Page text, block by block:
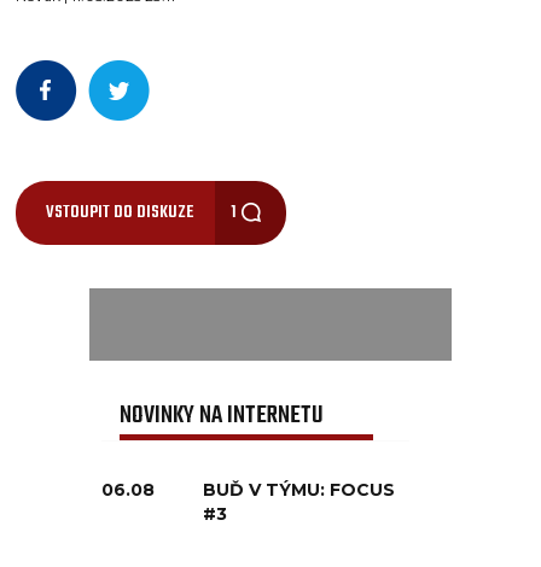
VSTOUPIT DO DISKUZE 1
NOVINKY NA INTERNETU
06.08
BUĎ V TÝMU: FOCUS
#3